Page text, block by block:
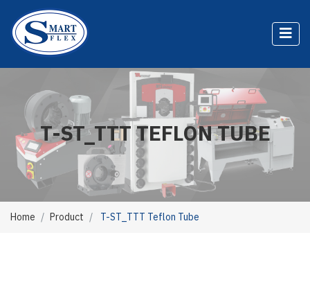
T-ST_TTT TEFLON TUBE
Home Product T-ST_TTT Teflon Tube